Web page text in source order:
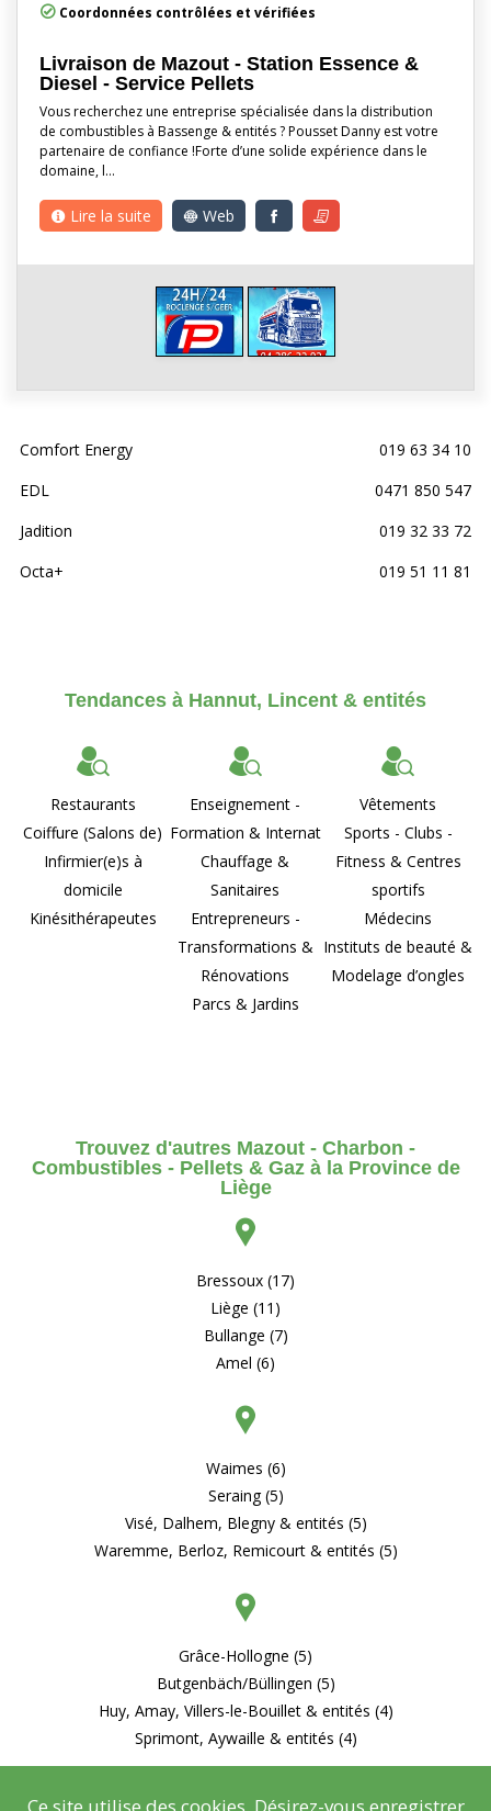
Coordonnées contrôlées et vérifiées
Livraison de Mazout - Station Essence &
Diesel - Service Pellets
Vous recherchez une entreprise spécialisée dans la distribution
de combustibles à Bassenge & entités ? Pousset Danny est votre
partenaire de confiance !Forte d’une solide expérience dans le
domaine, l…
Lire la suite Web
Comfort Energy
019 63 34 10
EDL
0471 850 547
Jadition
019 32 33 72
Octa+
019 51 11 81
Tendances à Hannut, Lincent & entités
Restaurants
Coiffure (Salons de)
Infirmier(e)s à
domicile
Kinésithérapeutes
Enseignement -
Formation & Internat
Chauffage &
Sanitaires
Entrepreneurs -
Transformations &
Rénovations
Parcs & Jardins
Vêtements
Sports - Clubs -
Fitness & Centres
sportifs
Médecins
Instituts de beauté &
Modelage d’ongles
Trouvez d'autres Mazout - Charbon -
Combustibles - Pellets & Gaz à la Province de
Liège
Bressoux (17)
Liège (11)
Bullange (7)
Amel (6)
Waimes (6)
Seraing (5)
Visé, Dalhem, Blegny & entités (5)
Waremme, Berloz, Remicourt & entités (5)
Grâce-Hollogne (5)
Butgenbäch/Büllingen (5)
Huy, Amay, Villers-le-Bouillet & entités (4)
Sprimont, Aywaille & entités (4)